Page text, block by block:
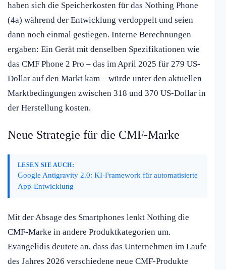
haben sich die Speicherkosten für das Nothing Phone
(4a) während der Entwicklung verdoppelt und seien
dann noch einmal gestiegen. Interne Berechnungen
ergaben: Ein Gerät mit denselben Spezifikationen wie
das CMF Phone 2 Pro – das im April 2025 für 279 US-
Dollar auf den Markt kam – würde unter den aktuellen
Marktbedingungen zwischen 318 und 370 US-Dollar in
der Herstellung kosten.
Neue Strategie für die CMF-Marke
LESEN SIE AUCH:
Google Antigravity 2.0: KI-Framework für automatisierte
App-Entwicklung
Mit der Absage des Smartphones lenkt Nothing die
CMF-Marke in andere Produktkategorien um.
Evangelidis deutete an, dass das Unternehmen im Laufe
des Jahres 2026 verschiedene neue CMF-Produkte